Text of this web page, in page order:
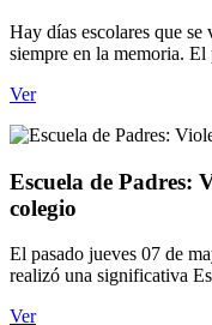
Hay días escolares que
siempre en la memoria. El
Ver
Escuela de Padres:
colegio
El pasado jueves 07 de
realizó una significativa
Ver